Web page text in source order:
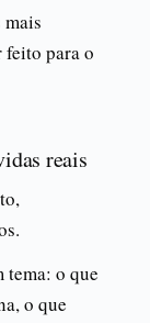
feito para o
reais
tema: o que
o que